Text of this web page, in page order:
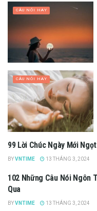
CÂU NÓI HAY
CÂU NÓI HAY
PHONG CÁCH SỐNG
99 Lời Chúc Ngày Mới
BYVNTIME 13 THÁNG 3, 2024
CÂU NÓI HAY
102 Những Câu Nói Ngôn
Qua
BYVNTIME 13 THÁNG 3, 2024